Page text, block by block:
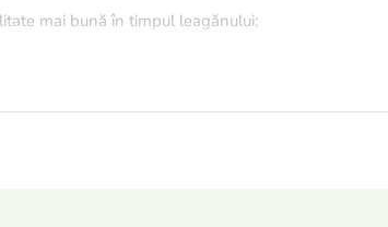
mai bună în timpul leagănului;
învețe lucruri noi;